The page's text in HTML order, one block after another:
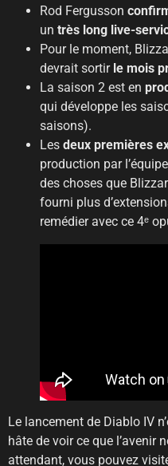
Rod Fergusson
un très long live-
Pour le moment,
devrait sortir le mois
La saison 2 est en
qui développe les
saisons).
Les deux premières
production par
des choses que
fourni plus
remédier avec ce 4ᵉ
Le lancement de Diablo IV
hâte de voir ce que l’avenir
attendant, vous pouvez